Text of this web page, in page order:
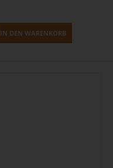
IN DEN WARENKORB